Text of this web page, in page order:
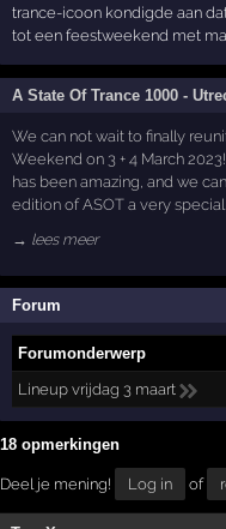
trance-icoon kondigde aan
tot een feestweekend met
A State Of Trance 1000 -
We can not wait to finally
Weekend on 3 + 4 March
has been amazing, and we
edition of ASOT a very special
→ lees meer
Forum
Forumonderwerp
Lineup vrijdag 3 maart
18 opmerkingen
Deel je mening! Log in of